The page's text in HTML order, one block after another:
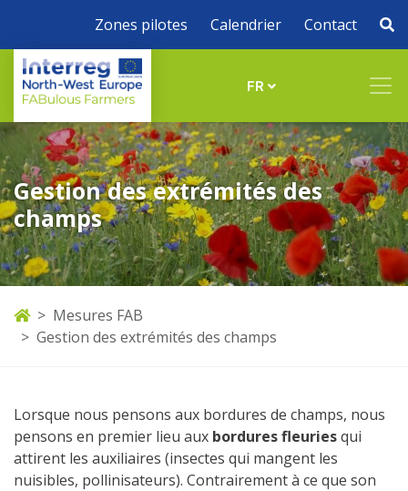
Zones pilotes Calendrier Contact
FR
Gestion des extrémités des
champs
Mesures FAB
Gestion des extrémités des champs
Lorsque nous pensons aux bordures de champs, nous
pensons en premier lieu aux bordures fleuriesqui
attirent les auxiliaires (insectes qui mangent les
nuisibles, pollinisateurs). Contrairement à ce que son